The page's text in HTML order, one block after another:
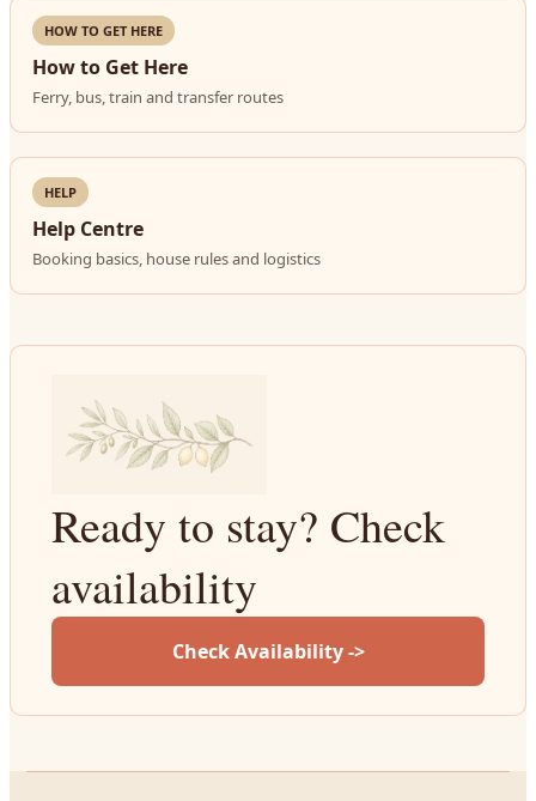
HOW TO GET HERE
How to Get Here
Ferry, bus, train and transfer routes
HELP
Help Centre
Booking basics, house rules and logistics
Ready to stay? Check
availability
Check Availability ->